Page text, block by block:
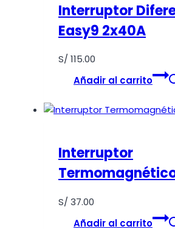
Interruptor
Easy9 2x40A
S/ 115.00
Añadir al carrito
Interruptor
S/37.00
Añadir al carrito